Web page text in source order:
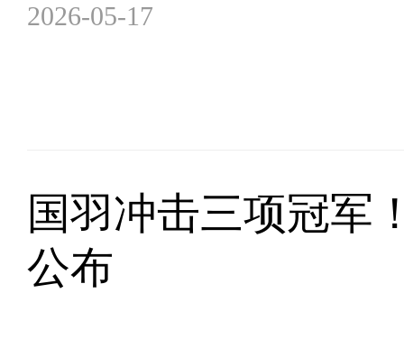
2026-05-17
国羽冲击三项冠军
公布